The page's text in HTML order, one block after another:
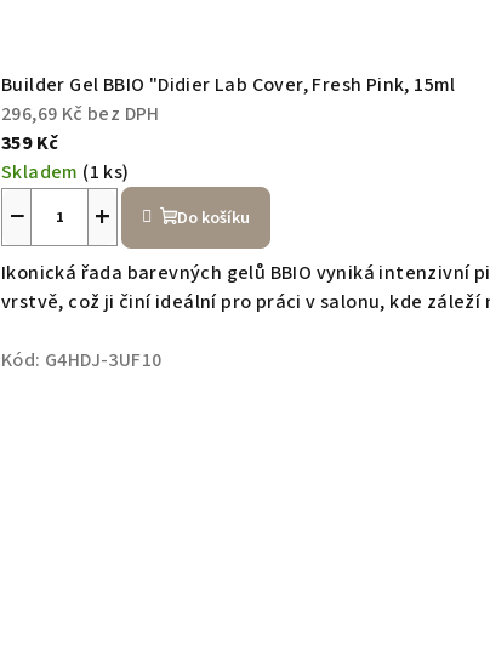
a
s
t
e
r
Builder Gel BBIO "Didier Lab Cover, Fresh Pink, 15ml
296,69 Kč bez DPH
359 Kč
Skladem (1 ks)
+
− Do košíku
Ikonická řada barevných gelů BBIO vyniká intenzivní
vrstvě, což ji činí ideální pro práci v salonu, kde záleží
Kód: G4HDJ-3UF10